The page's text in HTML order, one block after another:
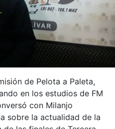
de Pelota a Paleta,
en los estudios de FM
con Milanjo
sobre la actualidad de la